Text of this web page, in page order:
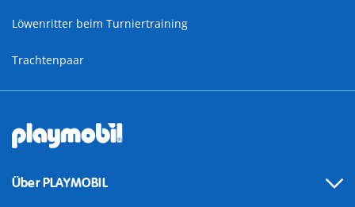
Löwenritter beim Turniertraining
Trachtenpaar
Über PLAYMOBIL